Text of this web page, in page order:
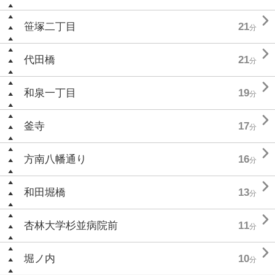
笹塚二丁目 21分 
代田橋 21分 
和泉一丁目 19分 
釜寺 17分 
方南八幡通り 16分 
和田堀橋 13分 
杏林大学杉並病院前 11分 
堀ノ内 10分 